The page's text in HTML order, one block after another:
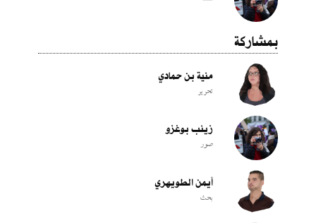
بمشاركة
منية بن حمادي
تحرير
زينب بوغزو
صور
أيمن الطويهري
بحث